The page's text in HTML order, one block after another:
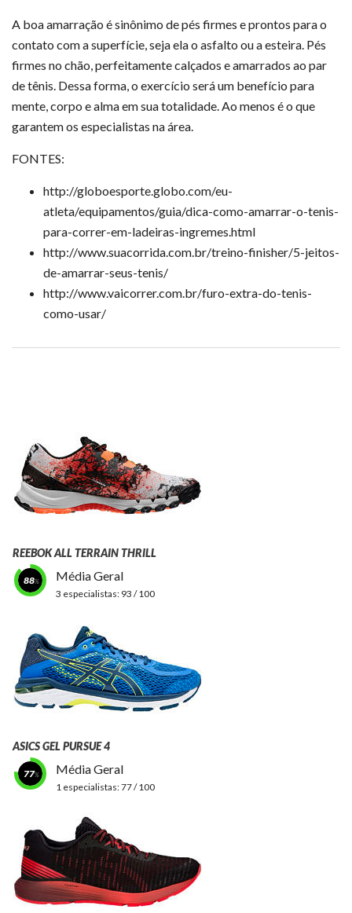
A boa amarração é sinônimo de pés firmes e prontos para o
contato com a superfície, seja ela o asfalto ou a esteira. Pés
firmes no chão, perfeitamente calçados e amarrados ao par
de tênis. Dessa forma, o exercício será um benefício para
mente, corpo e alma em sua totalidade. Ao menos é o que
garantem os especialistas na área.
FONTES:
http://globoesporte.globo.com/eu-
atleta/equipamentos/guia/dica-como-amarrar-o-tenis-
para-correr-em-ladeiras-ingremes.html
http://www.suacorrida.com.br/treino-finisher/5-jeitos-
de-amarrar-seus-tenis/
http://www.vaicorrer.com.br/furo-extra-do-tenis-
como-usar/
REEBOK ALL TERRAIN THRILL
88 Média Geral
3 especialistas: 93 / 100
ASICS GEL PURSUE 4
77 Média Geral
1 especialistas:77 / 100